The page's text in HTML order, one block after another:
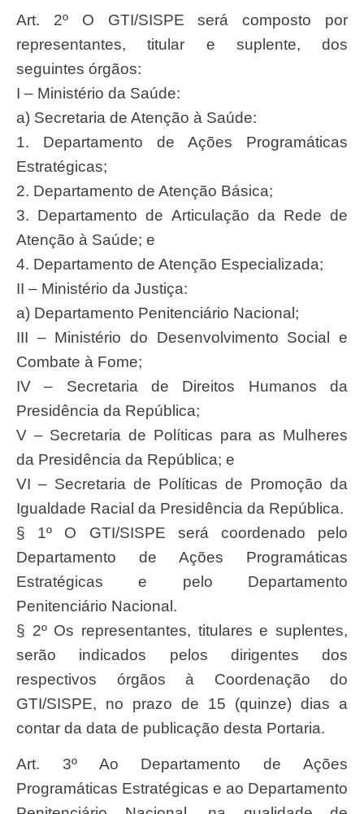
Art. 2º O GTI/SISPE será composto por
representantes, titular e suplente, dos
seguintes órgãos:
I – Ministério da Saúde:
a) Secretaria de Atenção à Saúde:
1. Departamento de Ações Programáticas
Estratégicas;
2. Departamento de Atenção Básica;
3. Departamento de Articulação da Rede de
Atenção à Saúde; e
4. Departamento de Atenção Especializada;
II – Ministério da Justiça:
a) Departamento Penitenciário Nacional;
III – Ministério do Desenvolvimento Social e
Combate à Fome;
IV – Secretaria de Direitos Humanos da
Presidência da República;
V – Secretaria de Políticas para as Mulheres
da Presidência da República; e
VI – Secretaria de Políticas de Promoção da
Igualdade Racial da Presidência da República.
§ 1º O GTI/SISPE será coordenado pelo
Departamento de Ações Programáticas
Estratégicas e pelo Departamento
Penitenciário Nacional.
§ 2º Os representantes, titulares e suplentes,
serão indicados pelos dirigentes dos
respectivos órgãos à Coordenação do
GTI/SISPE, no prazo de 15 (quinze) dias a
contar da data de publicação desta Portaria.
Art. 3º Ao Departamento de Ações
Programáticas Estratégicas e ao Departamento